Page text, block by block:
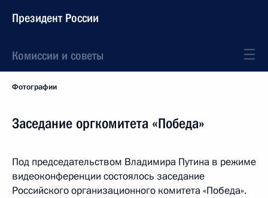
Президент России
Комиссии и советы
Фотографии
Заседание оргкомитета «Победа»
Под председательством Владимира Путина в режиме
видеоконференции состоялось заседание
Российского организационного комитета «Победа».